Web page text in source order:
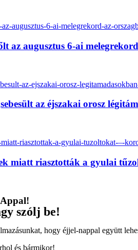
az augusztus 6-ai
az éjszakai orosz
miatt riasztották a gyulai
szólj be!
hogy éjjel-nappal együtt
és bármikor!